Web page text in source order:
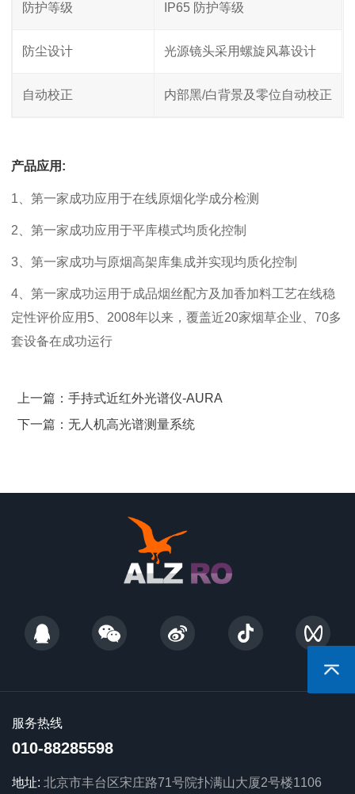
防护等级 IP65 防护等级
防尘设计 光源镜头采用螺旋风幕设计
自动校正 内部黑/白背景及零位自动校正
产品应用:
1、第一家成功应用于在线原烟化学成分检测
2、第一家成功应用于平库模式均质化控制
3、第一家成功与原烟高架库集成并实现均质化控制
4、第一家成功运用于成品烟丝配方及加香加料工艺在线稳
定性评价应用5、2008年以来，覆盖近20家烟草企业、70多
套设备在成功运行
上一篇：手持式近红外光谱仪-AURA
下一篇：无人机高光谱测量系统
服务热线
010-88285598
地址: 北京市丰台区宋庄路71号院扑满山大厦2号楼1106
返回